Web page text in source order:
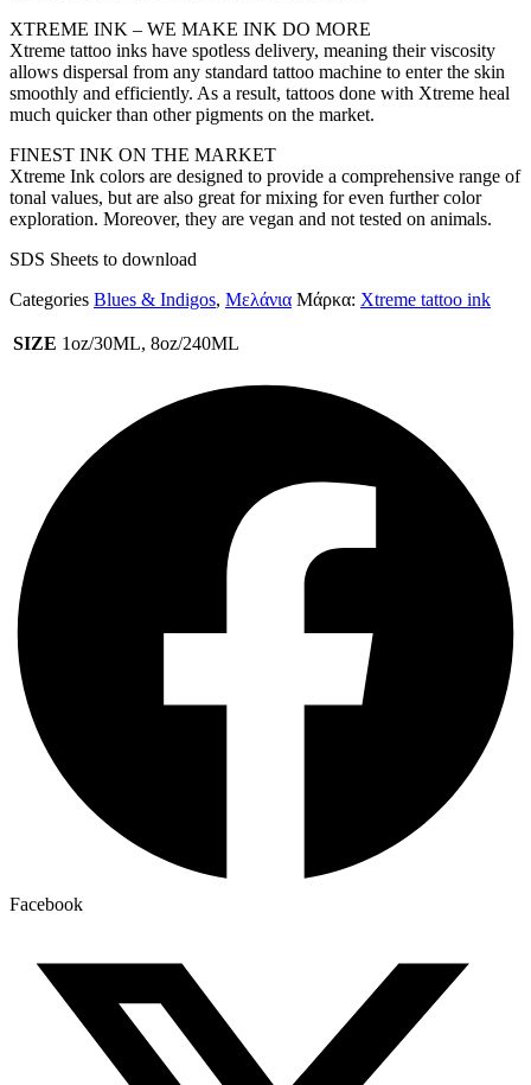
XTREME INK – WE MAKE INK DO MORE
Xtreme tattoo inks have spotless delivery, meaning their viscosity
allows dispersal from any standard tattoo machine to enter the skin
smoothly and efficiently. As a result, tattoos done with Xtreme heal
much quicker than other pigments on the market.
FINEST INK ON THE MARKET
Xtreme Ink colors are designed to provide a comprehensive range of
tonal values, but are also great for mixing for even further color
exploration. Moreover, they are vegan and not tested on animals.
SDS Sheets to download
Categories Blues & Indigos, Μελάνια Μάρκα: Xtreme tattoo ink
SIZE 1oz/30ML, 8oz/240ML
Facebook